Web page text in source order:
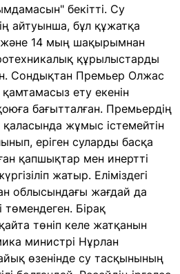
бекітті. Су
айтуынша, бұл құжатқа
және 14 мың шақырымнан
құрылыстарды
Сондықтан Премьер Олжас
қамтамасыз ету екенін
бағытталған. Премьердің
қаласында жұмыс істемейтін
еріген суларды басқа
қапшықтар мен инертті
жатыр. Еліміздегі
облысындағы жағдай да
Бірақ
төніп келе жатқанын
министрі Нұрлан
өзенінде су тасқынының